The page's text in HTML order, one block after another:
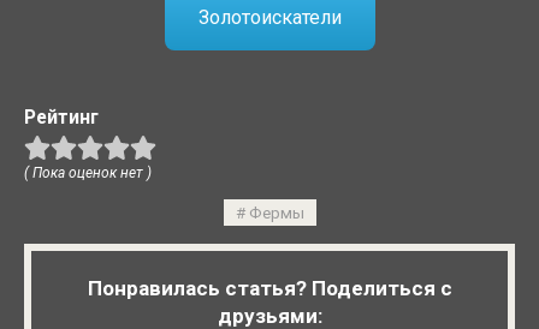
Золотоискатели
Рейтинг
( Пока оценок нет )
Фермы
Понравилась статья? Поделиться с
друзьями: